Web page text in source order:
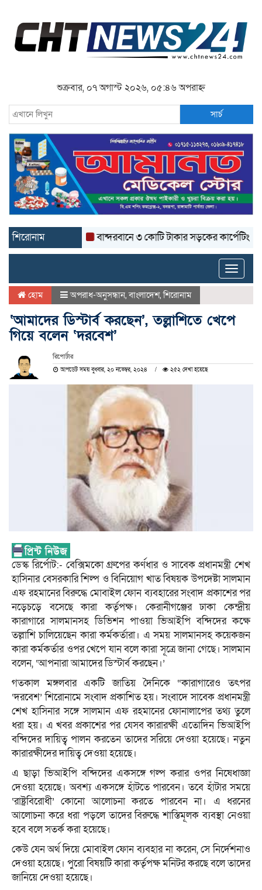
শুক্রবার, ০৭ অগাস্ট ২০২৬, ০৫:৪৬ অপরাহ্ন
সার্চ
শিরোনাম বান্দরবানে ৩ কোটি টাকার সড়কের কার্পেটিং উঠে যাচ্ছে
Toggle
হোম অপরাধ-অনুসন্ধান,বাংলাদেশ,শিরোনাম
‘আমাদের ডিস্টার্ব করছেন’, তল্লাশিতে খেপে
গিয়ে বলেন ‘দরবেশ’
রিপোর্টার
আপডেট সময় বুধবার, ২০ নভেম্বর, ২০২৪ ২৫২ দেখা হয়েছে
ডেস্ক রির্পোট:- বেক্সিমকো গ্রুপের কর্ণধার ও সাবেক প্রধানমন্ত্রী শেখ
হাসিনার বেসরকারি শিল্প ও বিনিয়োগ খাত বিষয়ক উপদেষ্টা সালমান
এফ রহমানের বিরুদ্ধে মোবাইল ফোন ব্যবহারের সংবাদ প্রকাশের পর
নড়েচড়ে বসেছে কারা কর্তৃপক্ষ। কেরানীগঞ্জের ঢাকা কেন্দ্রীয়
কারাগারে সালমানসহ ডিভিশন পাওয়া ভিআইপি বন্দিদের কক্ষে
তল্লাশি চালিয়েছেন কারা কর্মকর্তারা। এ সময় সালমানসহ কয়েকজন
কারা কর্মকর্তার ওপর খেপে যান বলে কারা সূত্রে জানা গেছে। সালমান
বলেন, ‘আপনারা আমাদের ডিস্টার্ব করছেন।’
গতকাল মঙ্গলবার একটি জাতিয় দৈনিকে “কারাগারেও তৎপর
‘দরবেশ’ শিরোনামে সংবাদ প্রকাশিত হয়। সংবাদে সাবেক প্রধানমন্ত্রী
শেখ হাসিনার সঙ্গে সালমান এফ রহমানের ফোনালাপের তথ্য তুলে
ধরা হয়। এ খবর প্রকাশের পর যেসব কারারক্ষী এতোদিন ভিআইপি
বন্দিদের দায়িত্ব পালন করতেন তাদের সরিয়ে দেওয়া হয়েছে। নতুন
কারারক্ষীদের দায়িত্ব দেওয়া হয়েছে।
এ ছাড়া ভিআইপি বন্দিদের একসঙ্গে গল্প করার ওপর নিষেধাজ্ঞা
দেওয়া হয়েছে। অবশ্য একসঙ্গে হাঁটতে পারবেন। তবে হাঁটার সময়ে
‘রাষ্ট্রবিরোধী’ কোনো আলোচনা করতে পারবেন না। এ ধরনের
আলোচনা করে ধরা পড়লে তাদের বিরুদ্ধে শাস্তিমূলক ব্যবস্থা নেওয়া
হবে বলে সতর্ক করা হয়েছে।
কেউ যেন অর্থ দিয়ে মোবাইল ফোন ব্যবহার না করেন, সে নির্দেশনাও
দেওয়া হয়েছে। পুরো বিষয়টি কারা কর্তৃপক্ষ মনিটর করছে বলে তাদের
জানিয়ে দেওয়া হয়েছে।